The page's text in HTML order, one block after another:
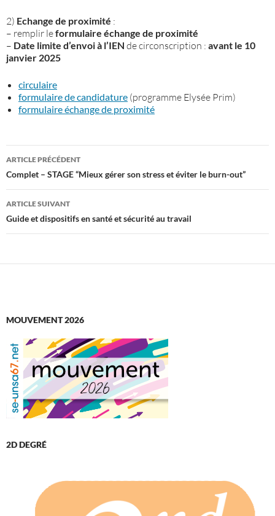
2) Echange de proximité :
– remplir leformulaire échange de proximité
– Date limite d’envoi à l’IEN de circonscription : avant le 10
janvier 2025
circulaire
formulaire de candidature (programme Elysée Prim)
formulaire échange de proximité
Navigation
des
articles
ARTICLE PRÉCÉDENT
Complet – STAGE “Mieux gérer son stress et éviter le burn-out”
ARTICLE SUIVANT
Guide et dispositifs en santé et sécurité au travail
MOUVEMENT 2026
2D DEGRÉ